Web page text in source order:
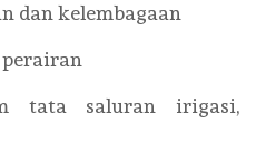
dan kelembagaan
perairan
tata saluran irigasi,